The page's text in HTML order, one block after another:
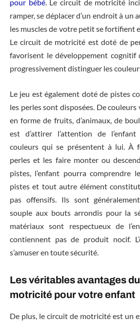
pour bébé. Le circuit de motricité
ramper, se déplacer d’un endroit à un
les muscles de votre petit se fortifient
Le circuit de motricité est doté de
favorisent le développement cognitif
progressivement distinguer les
Le jeu est également doté de pistes
les perles sont disposées. De couleurs
en forme de fruits, d’animaux, de
est d’attirer l’attention de
couleurs qui se présentent à lui. À
perles et les faire monter ou
pistes, l’enfant pourra comprendre
pistes et tout autre élément
pas offensifs. Ils sont
souple aux bouts arrondis pour la
matériaux sont respectueux de
contiennent pas de produit nocif.
s’amuser en toute sécurité.
Les véritables avantages
motricité pour votre enfant
De plus, le circuit de motricité est un